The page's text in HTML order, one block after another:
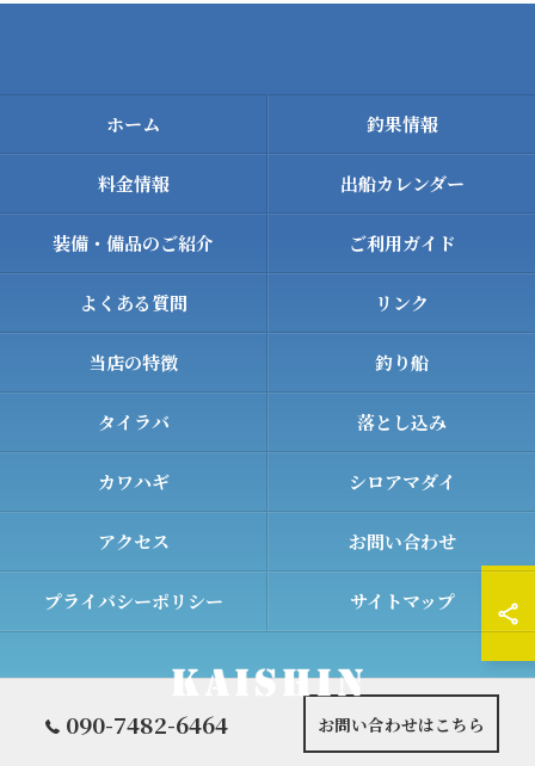
090-7482-6464 お問い合わせはこちら
ホーム 釣果情報
料金情報 出船カレンダー
装備・備品のご紹介 ご利用ガイド
よくある質問 リンク
当店の特徴 釣り船
タイラバ 落とし込み
カワハギ シロアマダイ
アクセス お問い合わせ
プライバシーポリシー サイトマップ